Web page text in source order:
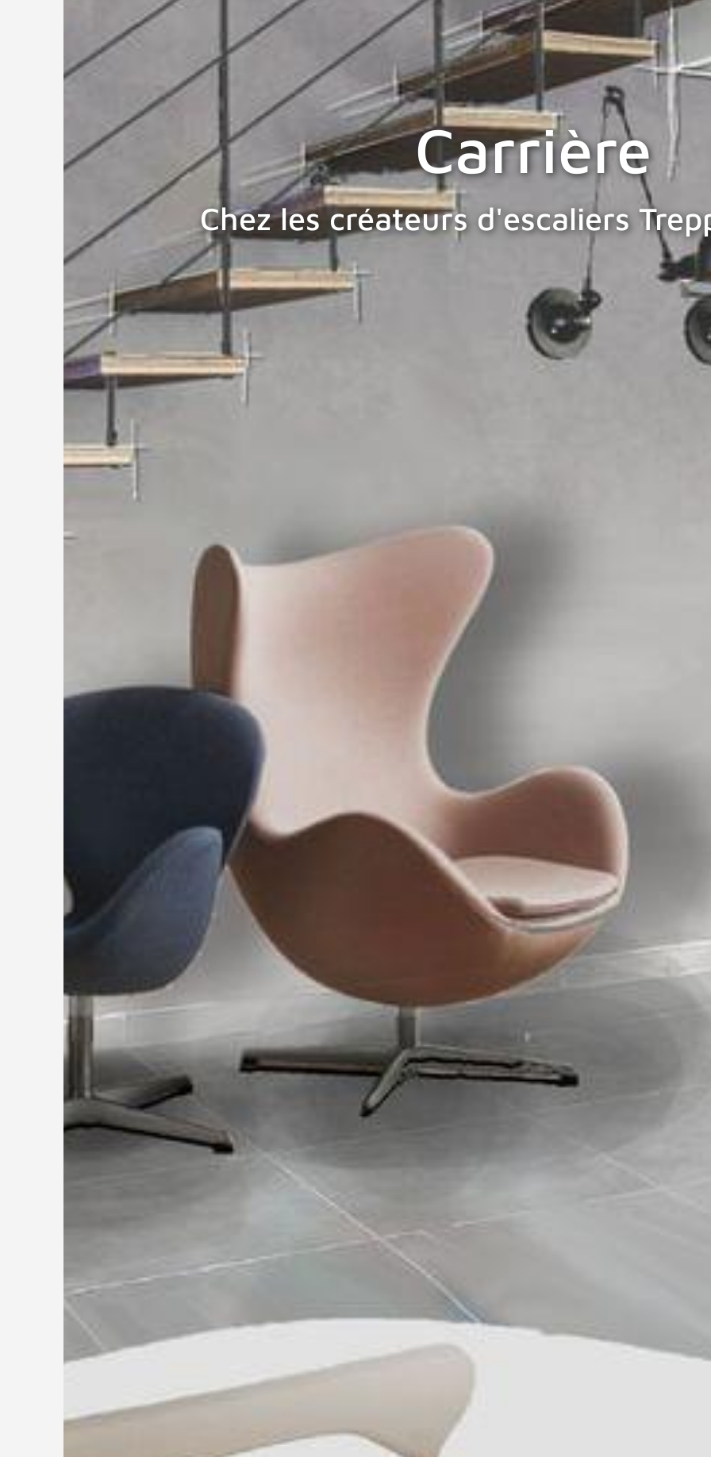
Carrière
Chez les créateurs d'escaliers